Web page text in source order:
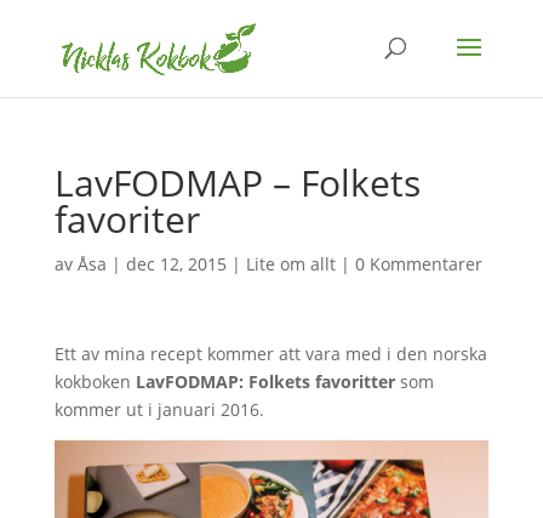
LavFODMAP – Folkets
favoriter
av Åsa | dec 12, 2015 | Lite om allt| 0 Kommentarer
Ett av mina recept kommer att vara med i den norska
kokboken LavFODMAP: Folkets favorittersom
kommer ut i januari 2016.